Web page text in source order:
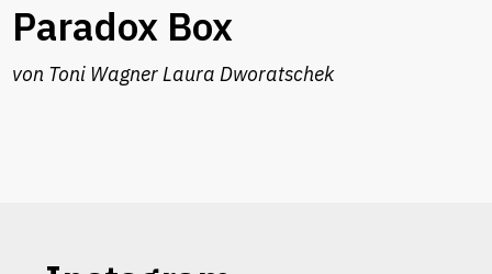
Paradox Box
von Toni Wagner Laura Dworatschek